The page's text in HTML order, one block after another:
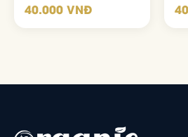
40.000 VNĐ